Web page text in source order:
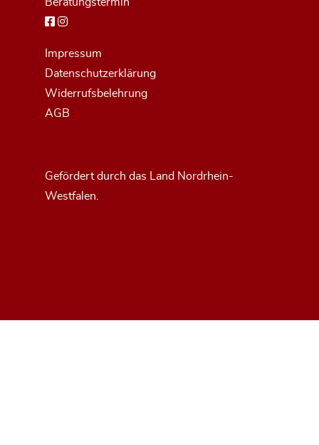
Beratungstermin
Impressum
Datenschutzerklärung
Widerrufsbelehrung
AGB
Gefördert durch das Land Nordrhein-
Westfalen.